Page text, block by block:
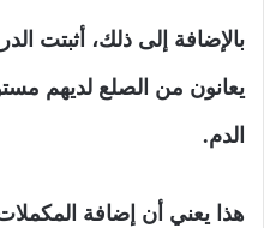
بالإضافة إلى ذلك، أثبتت
يعانون من الصلع لديهم
الدم.
هذا يعني أن إضافة